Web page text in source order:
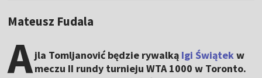
Mateusz Fudala
Ajla Tomljanović będzie rywalką Igi Świątekw
meczu II rundy turnieju WTA 1000 w Toronto.